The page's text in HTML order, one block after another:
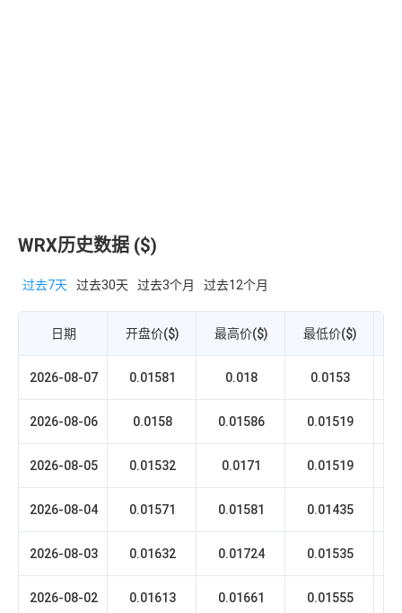
WRX历史数据 ($)
过去7天 过去30天 过去3个月 过去12个月
日期 开盘价($) 最高价($) 最低价($)
2026-08-07 0.01581 0.018 0.0153
2026-08-06 0.0158 0.01586 0.01519
2026-08-05 0.01532 0.0171 0.01519
2026-08-04 0.01571 0.01581 0.01435
2026-08-03 0.01632 0.01724 0.01535
2026-08-02 0.01613 0.01661 0.01555